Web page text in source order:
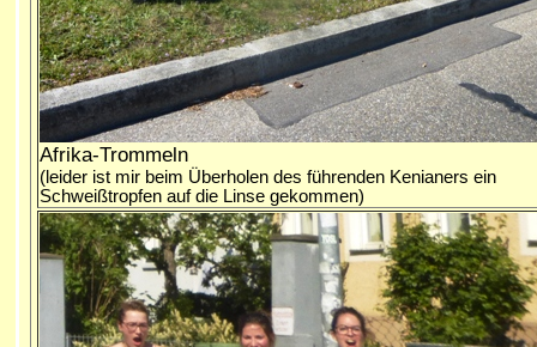
Afrika-Trommeln
(leider ist mir beim Überholen des führenden Kenianers ein
Schweißtropfen auf die Linse gekommen)